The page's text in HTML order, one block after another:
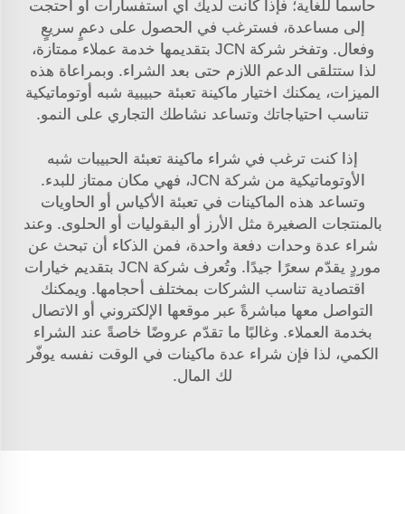
حاسماً للغاية؛ فإذا كانت لديك أي استفسارات أو احتجت
إلى مساعدة، فسترغب في الحصول على دعمٍ سريعٍ
وفعال. وتفخر شركة JCN بتقديمها خدمة عملاء ممتازة،
لذا ستتلقى الدعم اللازم حتى بعد الشراء. وبمراعاة هذه
الميزات، يمكنك اختيار ماكينة تعبئة حبيبية شبه أوتوماتيكية
تناسب احتياجاتك وتساعد نشاطك التجاري على النمو.
إذا كنت ترغب في شراء ماكينة تعبئة الحبيبات شبه
الأوتوماتيكية من شركة JCN، فهي مكان ممتاز للبدء.
وتساعد هذه الماكينات في تعبئة الأكياس أو الحاويات
بالمنتجات الصغيرة مثل الأرز أو البقوليات أو الحلوى. وعند
شراء عدة وحدات دفعة واحدة، فمن الذكاء أن تبحث عن
موردٍ يقدّم سعرًا جيدًا. وتُعرف شركة JCN بتقديم خيارات
اقتصادية تناسب الشركات بمختلف أحجامها. ويمكنك
التواصل معها مباشرةً عبر موقعها الإلكتروني أو الاتصال
بخدمة العملاء. وغالبًا ما تقدّم عروضًا خاصةً عند الشراء
الكمي، لذا فإن شراء عدة ماكينات في الوقت نفسه يوفّر
لك المال.